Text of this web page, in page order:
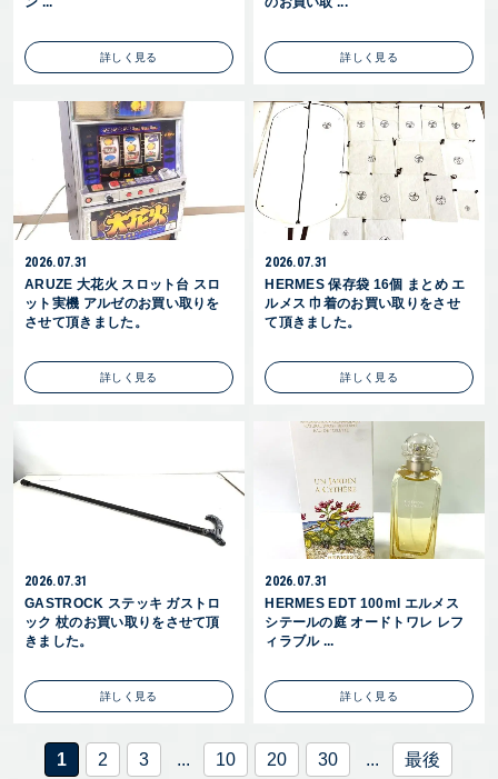
詳しく見る 詳しく見る
2026.07.31
ARUZE 大花火 スロット台 スロ
ット実機 アルゼのお買い取りを
させて頂きました。
詳しく見る
2026.07.31
HERMES 保存袋 16個 まとめ エ
ルメス 巾着のお買い取りをさせ
て頂きました。
詳しく見る
2026.07.31
GASTROCK ステッキ ガストロ
ック 杖のお買い取りをさせて頂
きました。
詳しく見る
2026.07.31
HERMES EDT 100ml エルメス
シテールの庭 オードトワレ レフ
ィラブル ...
詳しく見る
1 2 3 ... 10 20 30 ... 最後